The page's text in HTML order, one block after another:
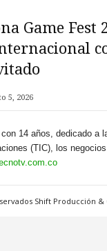
Game Fest
5, 2026
14 años, dedicado a
(TIC), los
Shift Producción &